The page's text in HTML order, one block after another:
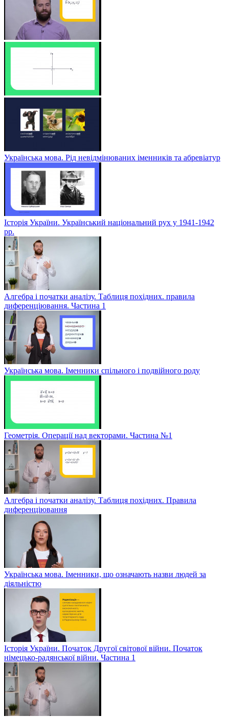
Українська мова. Рід невідмінюваних іменників та абревіатур
Історія України. Український національний рух у 1941-1942
рр.
Алгебра і початки аналізу. Таблиця похідних. правила
диференціювання. Частина 1
Українська мова. Іменники спільного і подвійного роду
Геометрія. Операції над векторами. Частина №1
Алгебра і початки аналізу. Таблиця похідних. Правила
диференціювання
Українська мова. Іменники, що означають назви людей за
діяльністю
Історія України. Початок Другої світової війни. Початок
німецько-радянської війни. Частина 1